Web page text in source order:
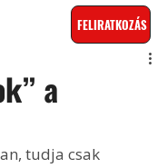
FELIRATKOZÁS
a
tudja csak